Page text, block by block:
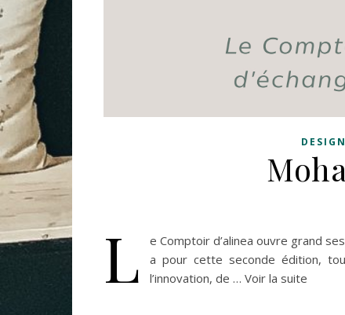
DESIGN
L
e Comptoir d’alinea ouvre grand
a pour cette seconde édition,
l’innovation, de … Voir la suite